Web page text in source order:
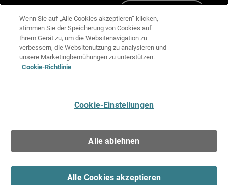
Cookie-Richtlinie
Datenschutzrichtlinie
Media & Brand Kit
Wenn Sie auf „Alle Cookies akzeptieren“ klicken,
stimmen Sie der Speicherung von Cookies auf
Ihrem Gerät zu, um die Websitenavigation zu
verbessern, die Websitenutzung zu analysieren und
unsere Marketingbemühungen zu unterstützen.
Cookie-Richtlinie
Cookie-Einstellungen
Alle ablehnen
Alle Cookies akzeptieren